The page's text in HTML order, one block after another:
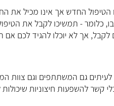
הטיפול החדש אך אינו מכיל את
כלומר - תמשיכו לקבל את
אך לא יוכלו להגיד לכם אם
גם המשתתפים וגם צוות
להשפעות חיצוניות שיכולות